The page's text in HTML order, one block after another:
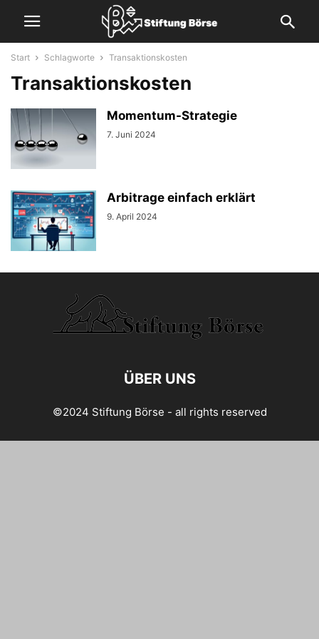
Start Schlagworte Transaktionskosten
Transaktionskosten
Momentum-Strategie
7. Juni 2024
Arbitrage einfach erklärt
9. April 2024
ÜBER UNS
©2024 Stiftung Börse - all rights reserved